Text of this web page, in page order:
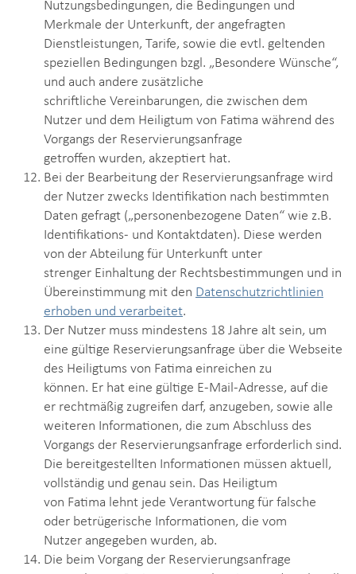
Nutzungsbedingungen, die Bedingungen und
Merkmale der Unterkunft, der angefragten
Dienstleistungen, Tarife, sowie die evtl. geltenden
speziellen Bedingungen bzgl. „Besondere Wünsche“,
und auch andere zusätzliche
schriftliche Vereinbarungen, die zwischen dem
Nutzer und dem Heiligtum von Fatima während des
Vorgangs der Reservierungsanfrage
getroffen wurden, akzeptiert hat.
Bei der Bearbeitung der Reservierungsanfrage wird
der Nutzer zwecks Identifikation nach bestimmten
Daten gefragt („personenbezogene Daten“ wie z.B.
Identifikations- und Kontaktdaten). Diese werden
von der Abteilung für Unterkunft unter
strenger Einhaltung der Rechtsbestimmungen und in
Übereinstimmung mit den Datenschutzrichtlinien
erhoben und verarbeitet.
Der Nutzer muss mindestens 18 Jahre alt sein, um
eine gültige Reservierungsanfrage über die Webseite
des Heiligtums von Fatima einreichen zu
können. Er hat eine gültige E-Mail-Adresse, auf die
er rechtmäßig zugreifen darf, anzugeben, sowie alle
weiteren Informationen, die zum Abschluss des
Vorgangs der Reservierungsanfrage erforderlich sind.
Die bereitgestellten Informationen müssen aktuell,
vollständig und genau sein. Das Heiligtum
von Fatima lehnt jede Verantwortung für falsche
oder betrügerische Informationen, die vom
Nutzer angegeben wurden, ab.
Die beim Vorgang der Reservierungsanfrage